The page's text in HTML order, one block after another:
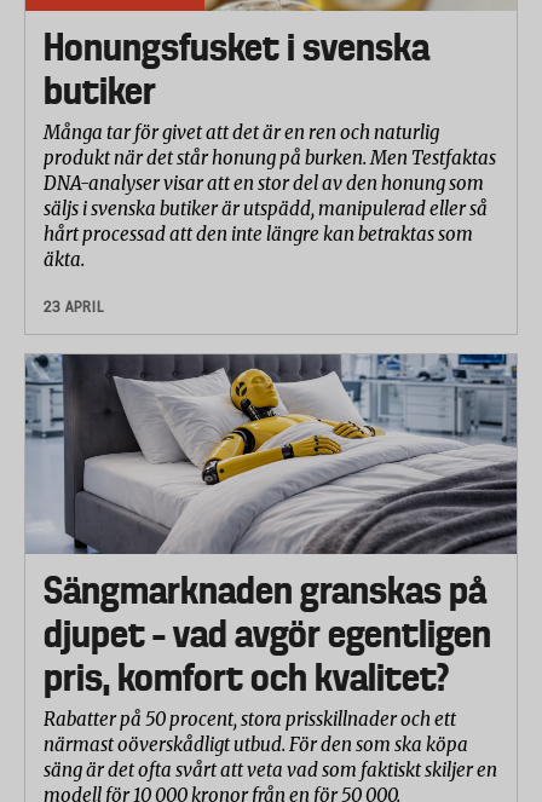
Honungsfusket i svenska
butiker
Många tar för givet att det är en ren och naturlig
produkt när det står honung på burken. Men Testfaktas
DNA-analyser visar att en stor del av den honung som
säljs i svenska butiker är utspädd, manipulerad eller så
hårt processad att den inte längre kan betraktas som
äkta.
23 APRIL
Sängmarknaden granskas på
djupet – vad avgör egentligen
pris, komfort och kvalitet?
Rabatter på 50 procent, stora prisskillnader och ett
närmast oöverskådligt utbud. För den som ska köpa
säng är det ofta svårt att veta vad som faktiskt skiljer en
modell för 10 000 kronor från en för 50 000.